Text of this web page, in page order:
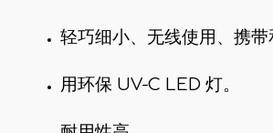
轻巧细小、无线使用、携带
用环保 UV-C LED 灯。